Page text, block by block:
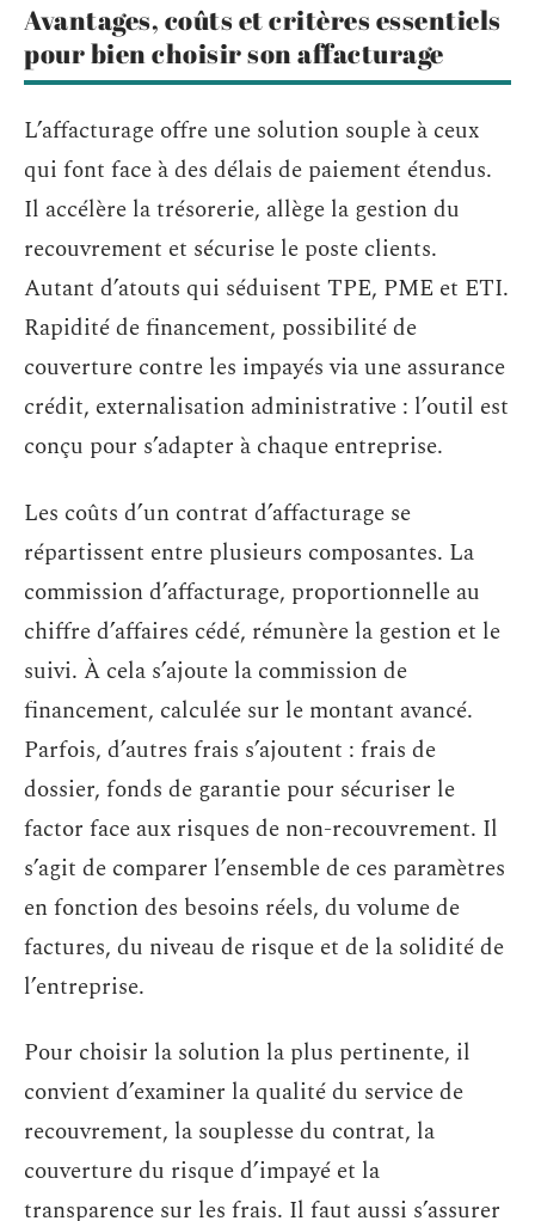
Avantages, coûts et critères essentiels
pour bien choisir son affacturage
L’affacturage offre une solution souple à ceux
qui font face à des délais de paiement étendus.
Il accélère la trésorerie, allège la gestion du
recouvrement et sécurise le poste clients.
Autant d’atouts qui séduisent TPE, PME et ETI.
Rapidité de financement, possibilité de
couverture contre les impayés via une assurance
crédit, externalisation administrative : l’outil est
conçu pour s’adapter à chaque entreprise.
Les coûts d’un contrat d’affacturage se
répartissent entre plusieurs composantes. La
commission d’affacturage, proportionnelle au
chiffre d’affaires cédé, rémunère la gestion et le
suivi. À cela s’ajoute la commission de
financement, calculée sur le montant avancé.
Parfois, d’autres frais s’ajoutent : frais de
dossier, fonds de garantie pour sécuriser le
factor face aux risques de non-recouvrement. Il
s’agit de comparer l’ensemble de ces paramètres
en fonction des besoins réels, du volume de
factures, du niveau de risque et de la solidité de
l’entreprise.
Pour choisir la solution la plus pertinente, il
convient d’examiner la qualité du service de
recouvrement, la souplesse du contrat, la
couverture du risque d’impayé et la
transparence sur les frais. Il faut aussi s’assurer